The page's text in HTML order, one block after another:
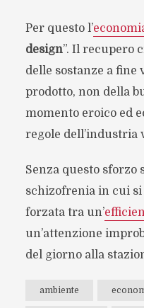
Per questo l’
design”. Il recupero
delle sostanze a fine
prodotto, non della
momento eroico ed
regole dell’industria
Senza questo
schizofrenia in cui
forzata tra un’
un’attenzione
del giorno alla
ambiente